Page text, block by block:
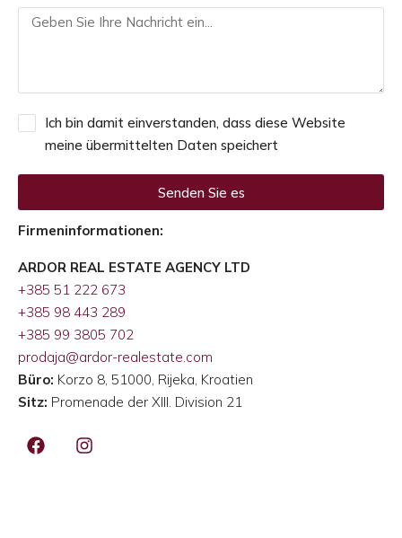
Ich bin damit einverstanden, dass diese Website
meine übermittelten Daten speichert
Senden Sie es
Alternative:
Firmeninformationen:
ARDOR REAL ESTATE AGENCY LTD
+385 51 222 673
+385 98 443 289
+385 99 3805 702
prodaja@ardor-realestate.com
Büro: Korzo 8, 51000, Rijeka, Kroatien
Sitz: Promenade der XIII. Division 21